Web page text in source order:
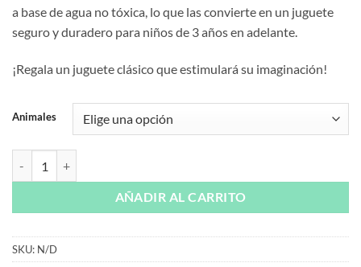
a base de agua no tóxica, lo que las convierte en un juguete
seguro y duradero para niños de 3 años en adelante.
¡Regala un juguete clásico que estimulará su imaginación!
Animales
AÑADIR AL CARRITO
SKU: N/D